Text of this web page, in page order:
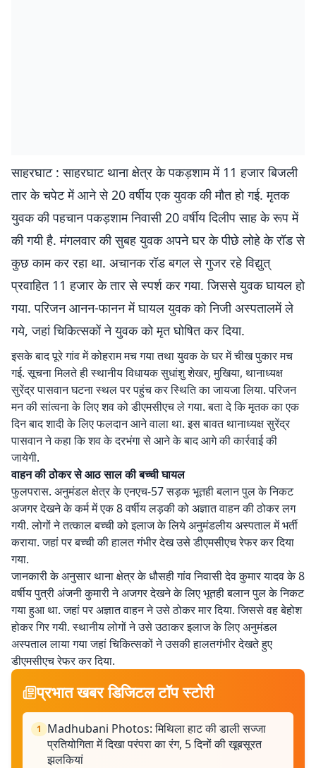
साहरघाट : साहरघाट थाना क्षेत्र के पकड़शाम में 11 हजार बिजली
तार के चपेट में आने से 20 वर्षीय एक युवक की मौत हो गई. मृतक
युवक की पहचान पकड़शाम निवासी 20 वर्षीय दिलीप साह के रूप में
की गयी है. मंगलवार की सुबह युवक अपने घर के पीछे लोहे के रॉड से
कुछ काम कर रहा था. अचानक रॉड बगल से गुजर रहे विद्युत्
प्रवाहित 11 हजार के तार से स्पर्श कर गया. जिससे युवक घायल हो
गया. परिजन आनन-फानन में घायल युवक को निजी अस्पतालमें ले
गये, जहां चिकित्सकों ने युवक को मृत घोषित कर दिया.
इसके बाद पूरे गांव में कोहराम मच गया तथा युवक के घर में चीख पुकार मच
गई. सूचना मिलते ही स्थानीय विधायक सुधांशु शेखर, मुखिया, थानाध्यक्ष
सुरेंद्र पासवान घटना स्थल पर पहुंच कर स्थिति का जायजा लिया. परिजन
मन की सांत्वना के लिए शव को डीएमसीएच ले गया. बता दे कि मृतक का एक
दिन बाद शादी के लिए फलदान आने वाला था. इस बावत थानाध्यक्ष सुरेंद्र
पासवान ने कहा कि शव के दरभंगा से आने के बाद आगे की कार्रवाई की
जायेगी.
वाहन की ठोकर से आठ साल की बच्ची घायल
फुलपरास. अनुमंडल क्षेत्र के एनएच-57 सड़क भूतही बलान पुल के निकट
अजगर देखने के कर्म में एक 8 वर्षीय लड़की को अज्ञात वाहन की ठोकर लग
गयी. लोगों ने तत्काल बच्ची को इलाज के लिये अनुमंडलीय अस्पताल में भर्ती
कराया. जहां पर बच्ची की हालत गंभीर देख उसे डीएमसीएच रेफर कर दिया
गया.
जानकारी के अनुसार थाना क्षेत्र के धौसही गांव निवासी देव कुमार यादव के 8
वर्षीय पुत्री अंजनी कुमारी ने अजगर देखने के लिए भूतही बलान पुल के निकट
गया हुआ था. जहां पर अज्ञात वाहन ने उसे ठोकर मार दिया. जिससे वह बेहोश
होकर गिर गयी. स्थानीय लोगों ने उसे उठाकर इलाज के लिए अनुमंडल
अस्पताल लाया गया जहां चिकित्सकों ने उसकी हालतगंभीर देखते हुए
डीएमसीएच रेफर कर दिया.
प्रभात खबर डिजिटल टॉप स्टोरी
1
Madhubani Photos: मिथिला हाट की डाली सज्जा
प्रतियोगिता में दिखा परंपरा का रंग, 5 दिनों की खूबसूरत
झलकियां